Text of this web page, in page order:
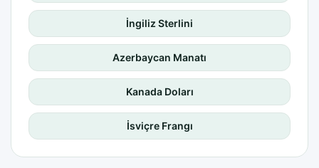
İngiliz Sterlini
Azerbaycan Manatı
Kanada Doları
İsviçre Frangı